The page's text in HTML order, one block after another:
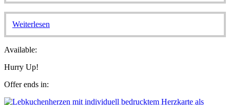
Weiterlesen
Available:
Hurry Up!
Offer ends in: